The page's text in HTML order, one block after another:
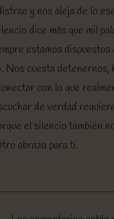
y nos aleja de lo
dice más que mil
estamos dispuestos
Nos cuesta detenernos,
con lo que
de verdad
el silencio también
abrazo para ti.